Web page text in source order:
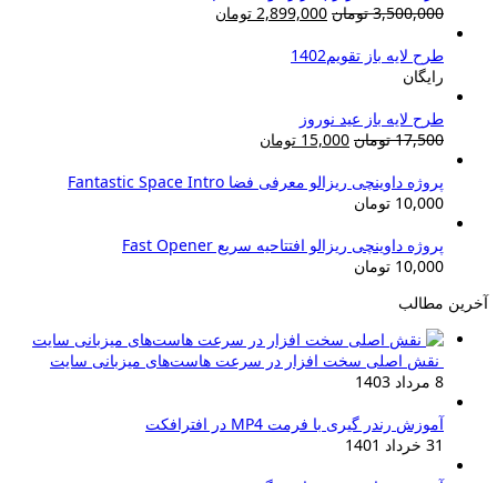
3,500,000 تومان قیمت
2,899,000 تومان
طرح لایه باز تقویم1402
رایگان
طرح لایه باز عید نوروز
17,500 تومان قیمت
17,500 تومان
15,000 تومان
15,000 تومان.
پروژه داوینچی ریزالو معرفی فضا Fantastic Space Intro
10,000 تومان
پروژه داوینچی ریزالو افتتاحیه سریع Fast Opener
10,000 تومان
آخرین مطالب
نقش اصلی سخت افزار در سرعت هاست‌های میزبانی سایت
8 مرداد 1403
آموزش رندر گیری با فرمت MP4 در افترافکت
31 خرداد 1401